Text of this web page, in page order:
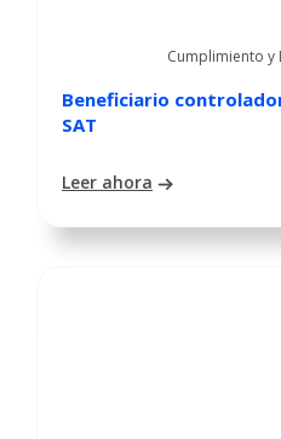
Cumplimiento y
Beneficiario
SAT
Leer ahora